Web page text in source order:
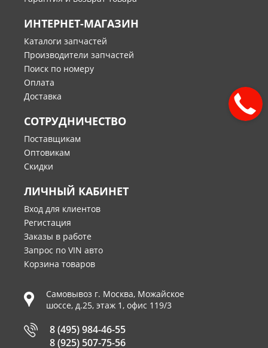
ИНТЕРНЕТ-МАГАЗИН
Каталоги запчастей
Производители запчастей
Поиск по номеру
Оплата
Доставка
СОТРУДНИЧЕСТВО
Поставщикам
Оптовикам
Скидки
ЛИЧНЫЙ КАБИНЕТ
Вход для клиентов
Регистация
Заказы в работе
Запрос по VIN авто
Корзина товаров
Самовывоз г. Москва, Можайское
шоссе, д.25, этаж 1, офис 119/3
8 (495) 984-46-55
8 (925) 507-75-56